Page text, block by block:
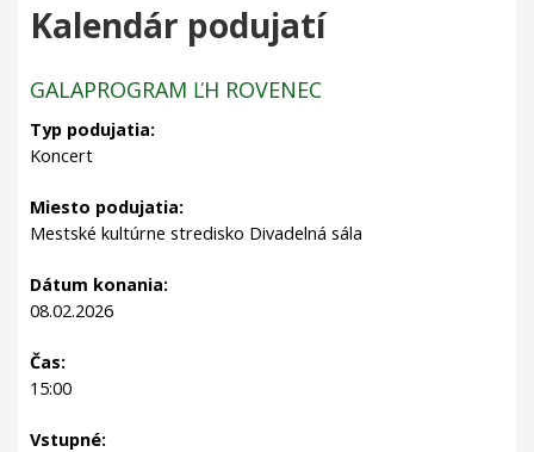
Kalendár podujatí
GALAPROGRAM ĽH ROVENEC
Typ podujatia:
Koncert
Miesto podujatia:
Mestské kultúrne stredisko Divadelná sála
Dátum konania:
08.02.2026
Čas:
15:00
Vstupné: